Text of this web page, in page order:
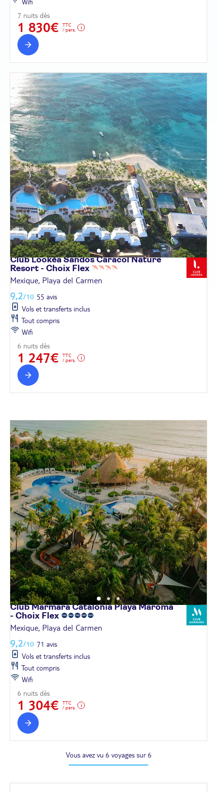
Wifi
7 nuits dès
1 830€
TTC
/ pers.
Club Lookéa Sandos Caracol Nature
Resort - Choix Flex
Mexique, Playa del Carmen
9,2/10 55 avis
Vols et transferts inclus
Tout compris
Wifi
6 nuits dès
1 247€
TTC
/ pers.
Club Marmara Catalonia Playa Maroma
- Choix Flex
Mexique, Playa del Carmen
9,2/10 71 avis
Vols et transferts inclus
Tout compris
Wifi
6 nuits dès
1 304€
TTC
/ pers.
Vous avez vu 6 voyages sur 6